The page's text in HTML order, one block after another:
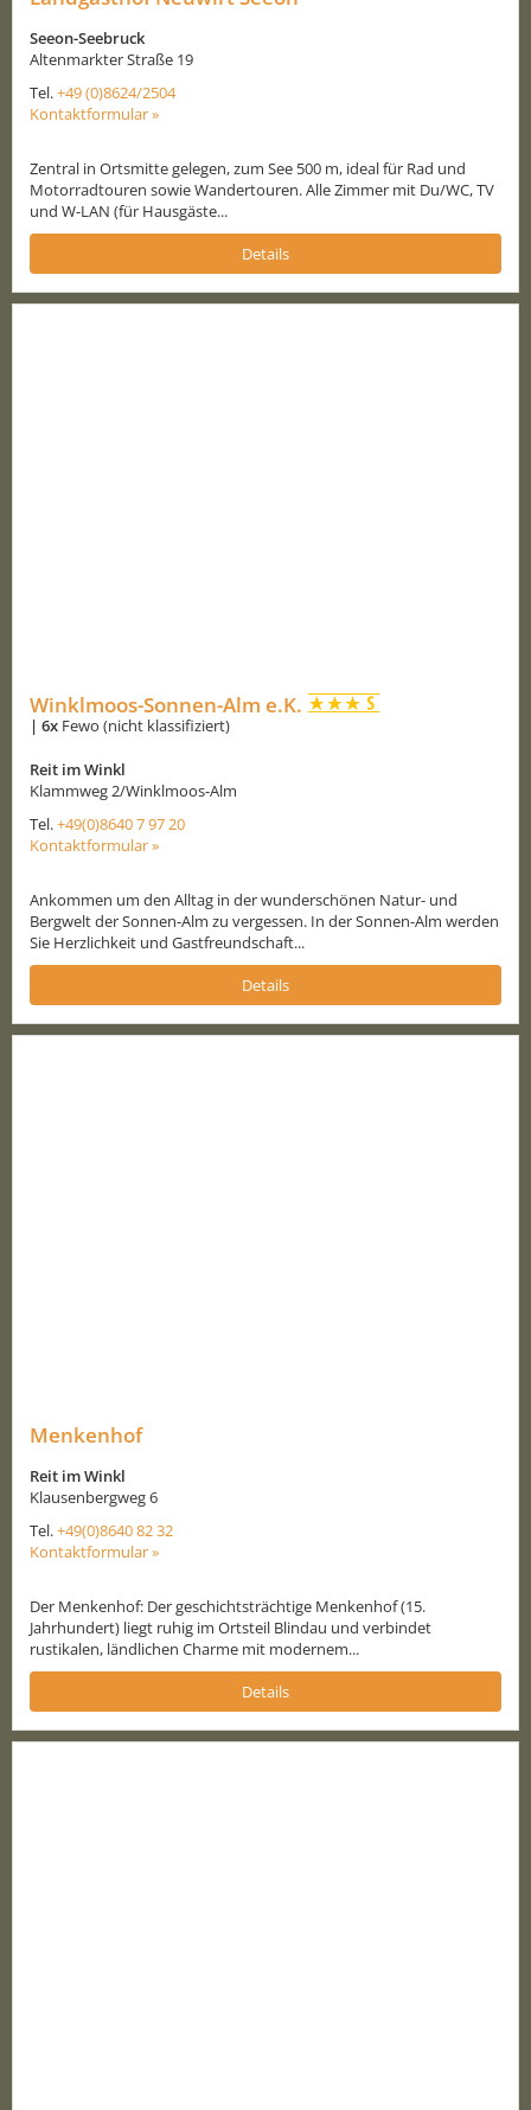
Seeon-Seebruck
Altenmarkter Straße 19
Tel.+49 (0)8624/2504
Kontaktformular »
Zentral in Ortsmitte gelegen, zum See 500 m, ideal für Rad und
Motorradtouren sowie Wandertouren. Alle Zimmer mit Du/WC, TV
und W-LAN (für Hausgäste...
Details
Winklmoos-Sonnen-Alm e.K.
| 6x Fewo (nicht klassifiziert)
Reit im Winkl
Klammweg 2/Winklmoos-Alm
Tel.+49(0)8640 7 97 20
Kontaktformular »
Ankommen um den Alltag in der wunderschönen Natur- und
Bergwelt der Sonnen-Alm zu vergessen. In der Sonnen-Alm werden
Sie Herzlichkeit und Gastfreundschaft...
Details
Menkenhof
Reit im Winkl
Klausenbergweg 6
Tel.+49(0)8640 82 32
Kontaktformular »
Der Menkenhof: Der geschichtsträchtige Menkenhof (15.
Jahrhundert) liegt ruhig im Ortsteil Blindau und verbindet
rustikalen, ländlichen Charme mit modernem...
Details